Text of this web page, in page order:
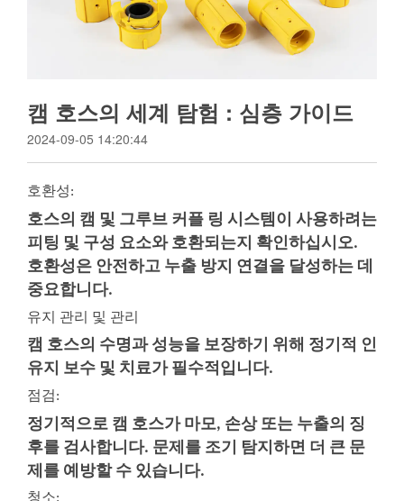
캠 호스의 세계 탐험 : 심층 가이드
2024-09-05 14:20:44